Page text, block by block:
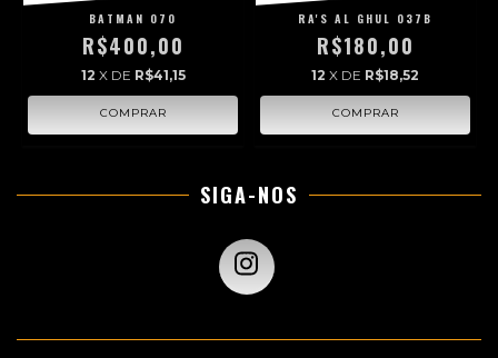
BATMAN 070
R$400,00
12 X DE R$41,15
RA'S AL GHUL 037B
R$180,00
12 X DE R$18,52
SIGA-NOS